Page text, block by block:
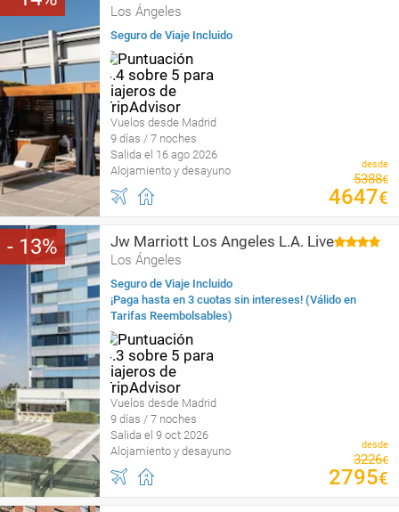
Los Ángeles
Seguro de Viaje Incluido
Vuelos desde Madrid
9 días / 7 noches
Salida el 16 ago 2026
Alojamiento y desayuno
desde
5388€
4647€
13 Jw Marriott Los Angeles L.A. Live
Los Ángeles
Seguro de Viaje Incluido
¡Paga hasta en 3 cuotas sin intereses! (Válido en
Tarifas Reembolsables)
Vuelos desde Madrid
9 días / 7 noches
Salida el 9 oct 2026
Alojamiento y desayuno
desde
3226€
2795€